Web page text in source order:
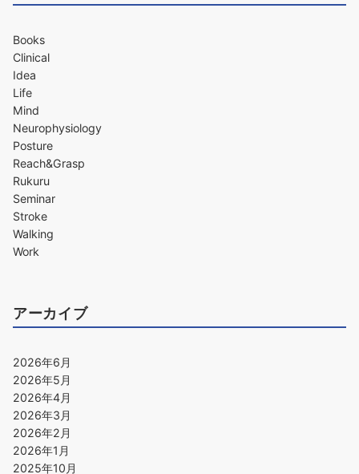
Books
Clinical
Idea
Life
Mind
Neurophysiology
Posture
Reach&Grasp
Rukuru
Seminar
Stroke
Walking
Work
アーカイブ
2026年6月
2026年5月
2026年4月
2026年3月
2026年2月
2026年1月
2025年10月